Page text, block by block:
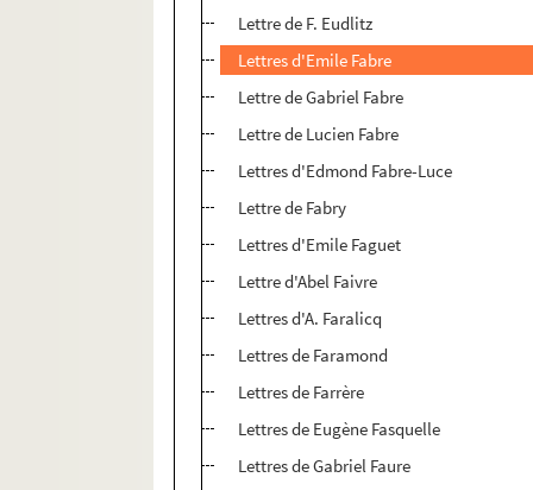
Lettre de F. Eudlitz
Lettres d'Emile Fabre
Lettre de Gabriel Fabre
Lettre de Lucien Fabre
Lettres d'Edmond Fabre-Luce
Lettre de Fabry
Lettres d'Emile Faguet
Lettre d'Abel Faivre
Lettres d'A. Faralicq
Lettres de Faramond
Lettres de Farrère
Lettres de Eugène Fasquelle
Lettres de Gabriel Faure